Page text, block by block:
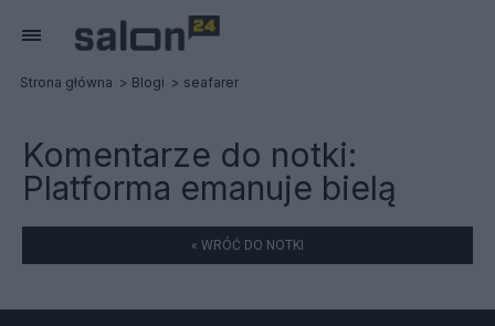
Strona główna Blogi seafarer
Komentarze do notki:
Platforma emanuje bielą
« WRÓĆ DO NOTKI